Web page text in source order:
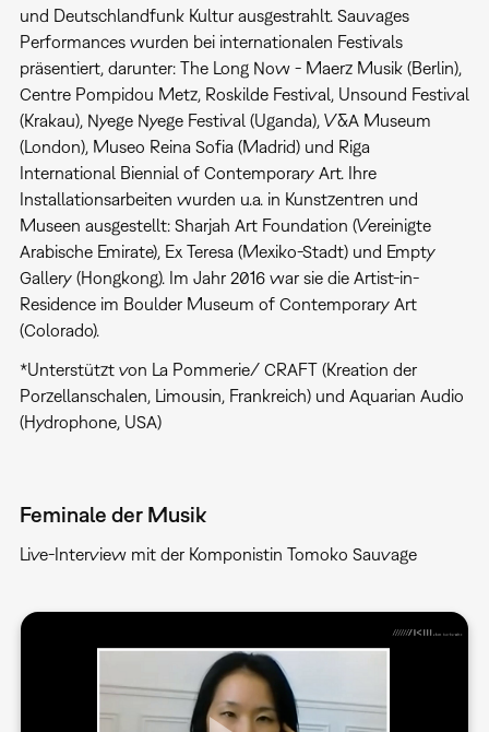
und Deutschlandfunk Kultur ausgestrahlt. Sauvages
Performances wurden bei internationalen Festivals
präsentiert, darunter: The Long Now - Maerz Musik (Berlin),
Centre Pompidou Metz, Roskilde Festival, Unsound Festival
(Krakau), Nyege Nyege Festival (Uganda), V&A Museum
(London), Museo Reina Sofia (Madrid) und Riga
International Biennial of Contemporary Art. Ihre
Installationsarbeiten wurden u.a. in Kunstzentren und
Museen ausgestellt: Sharjah Art Foundation (Vereinigte
Arabische Emirate), Ex Teresa (Mexiko-Stadt) und Empty
Gallery (Hongkong). Im Jahr 2016 war sie die Artist-in-
Residence im Boulder Museum of Contemporary Art
(Colorado).
*Unterstützt von La Pommerie/ CRAFT (Kreation der
Porzellanschalen, Limousin, Frankreich) und Aquarian Audio
(Hydrophone, USA)
Feminale der Musik
Live-Interview mit der Komponistin Tomoko Sauvage